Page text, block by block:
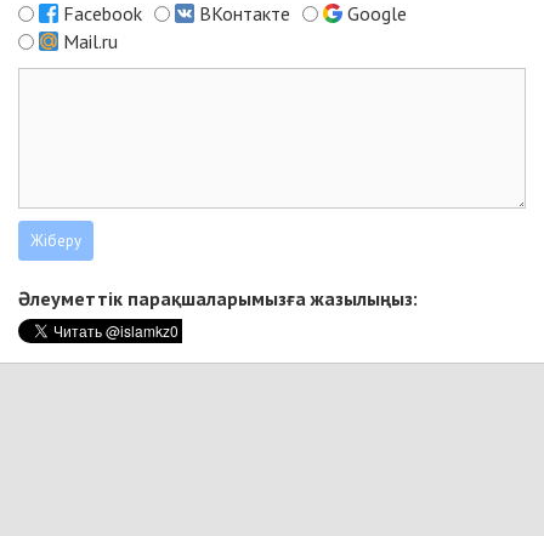
Facebook
ВКонтакте
Google
Mail.ru
Әлеуметтік парақшаларымызға жазылыңыз: